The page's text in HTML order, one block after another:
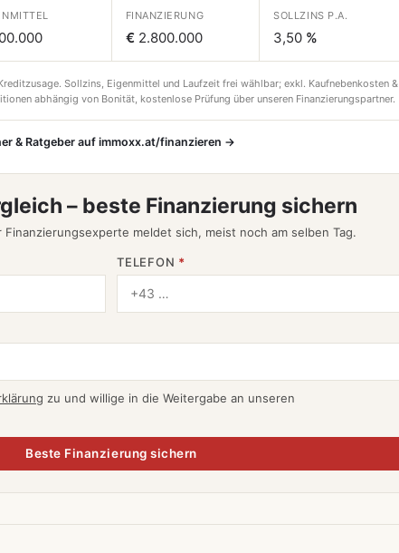
FINANZIERUNG
€ 2.800.000
SOLLZINS P.A.
3,50 %
Sollzins, Eigenmittel und Laufzeit frei wählbar; exkl. Kaufnebenkosten &
abhängig von Bonität, kostenlose Prüfung über unseren Finanzierungspartner.
& Ratgeber auf immoxx.at/finanzieren →
– beste Finanzierung sichern
meldet sich, meist noch am selben Tag.
TELEFON *
zu und willige in die Weitergabe an unseren
Beste Finanzierung sichern